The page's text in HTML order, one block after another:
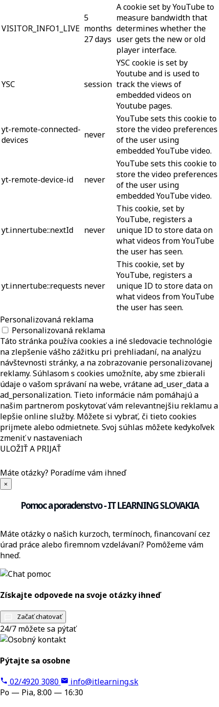
VISITOR_INFO1_LIVE
5
months
27 days
A cookie set by YouTube to
measure bandwidth that
determines whether the
user gets the new or old
player interface.
YSC session
YSC cookie is set by
Youtube and is used to
track the views of
embedded videos on
Youtube pages.
yt-remote-connected-
devices
never
YouTube sets this cookie to
store the video preferences
of the user using
embedded YouTube video.
yt-remote-device-id never
YouTube sets this cookie to
store the video preferences
of the user using
embedded YouTube video.
yt.innertube::nextId never
This cookie, set by
YouTube, registers a
unique ID to store data on
what videos from YouTube
the user has seen.
yt.innertube::requests never
This cookie, set by
YouTube, registers a
unique ID to store data on
what videos from YouTube
the user has seen.
Personalizovaná reklama
Personalizovaná reklama
Táto stránka používa cookies a iné sledovacie technológie
na zlepšenie vášho zážitku pri prehliadaní, na analýzu
návštevnosti stránky, a na zobrazovanie personalizovanej
reklamy. Súhlasom s cookies umožníte, aby sme zbierali
údaje o vašom správaní na webe, vrátane ad_user_data a
ad_personalization. Tieto informácie nám pomáhajú a
našim partnerom poskytovať vám relevantnejšiu reklamu a
lepšie online služby. Môžete si vybrať, či tieto cookies
prijmete alebo odmietnete. Svoj súhlas môžete kedykoľvek
zmeniť v nastaveniach
ULOŽIŤ A PRIJAŤ
Máte otázky? Poradíme vám ihneď
×
Pomoc a poradenstvo - IT LEARNING SLOVAKIA
Máte otázky o našich kurzoch, termínoch, financovaní cez
úrad práce alebo firemnom vzdelávaní? Pomôžeme vám
hneď.
Získajte odpovede na svoje otázky ihneď
Začať chatovať
24/7 môžete sa pýtať
Pýtajte sa osobne
02/4920 3080
info@itlearning.sk
Po — Pia, 8:00 — 16:30